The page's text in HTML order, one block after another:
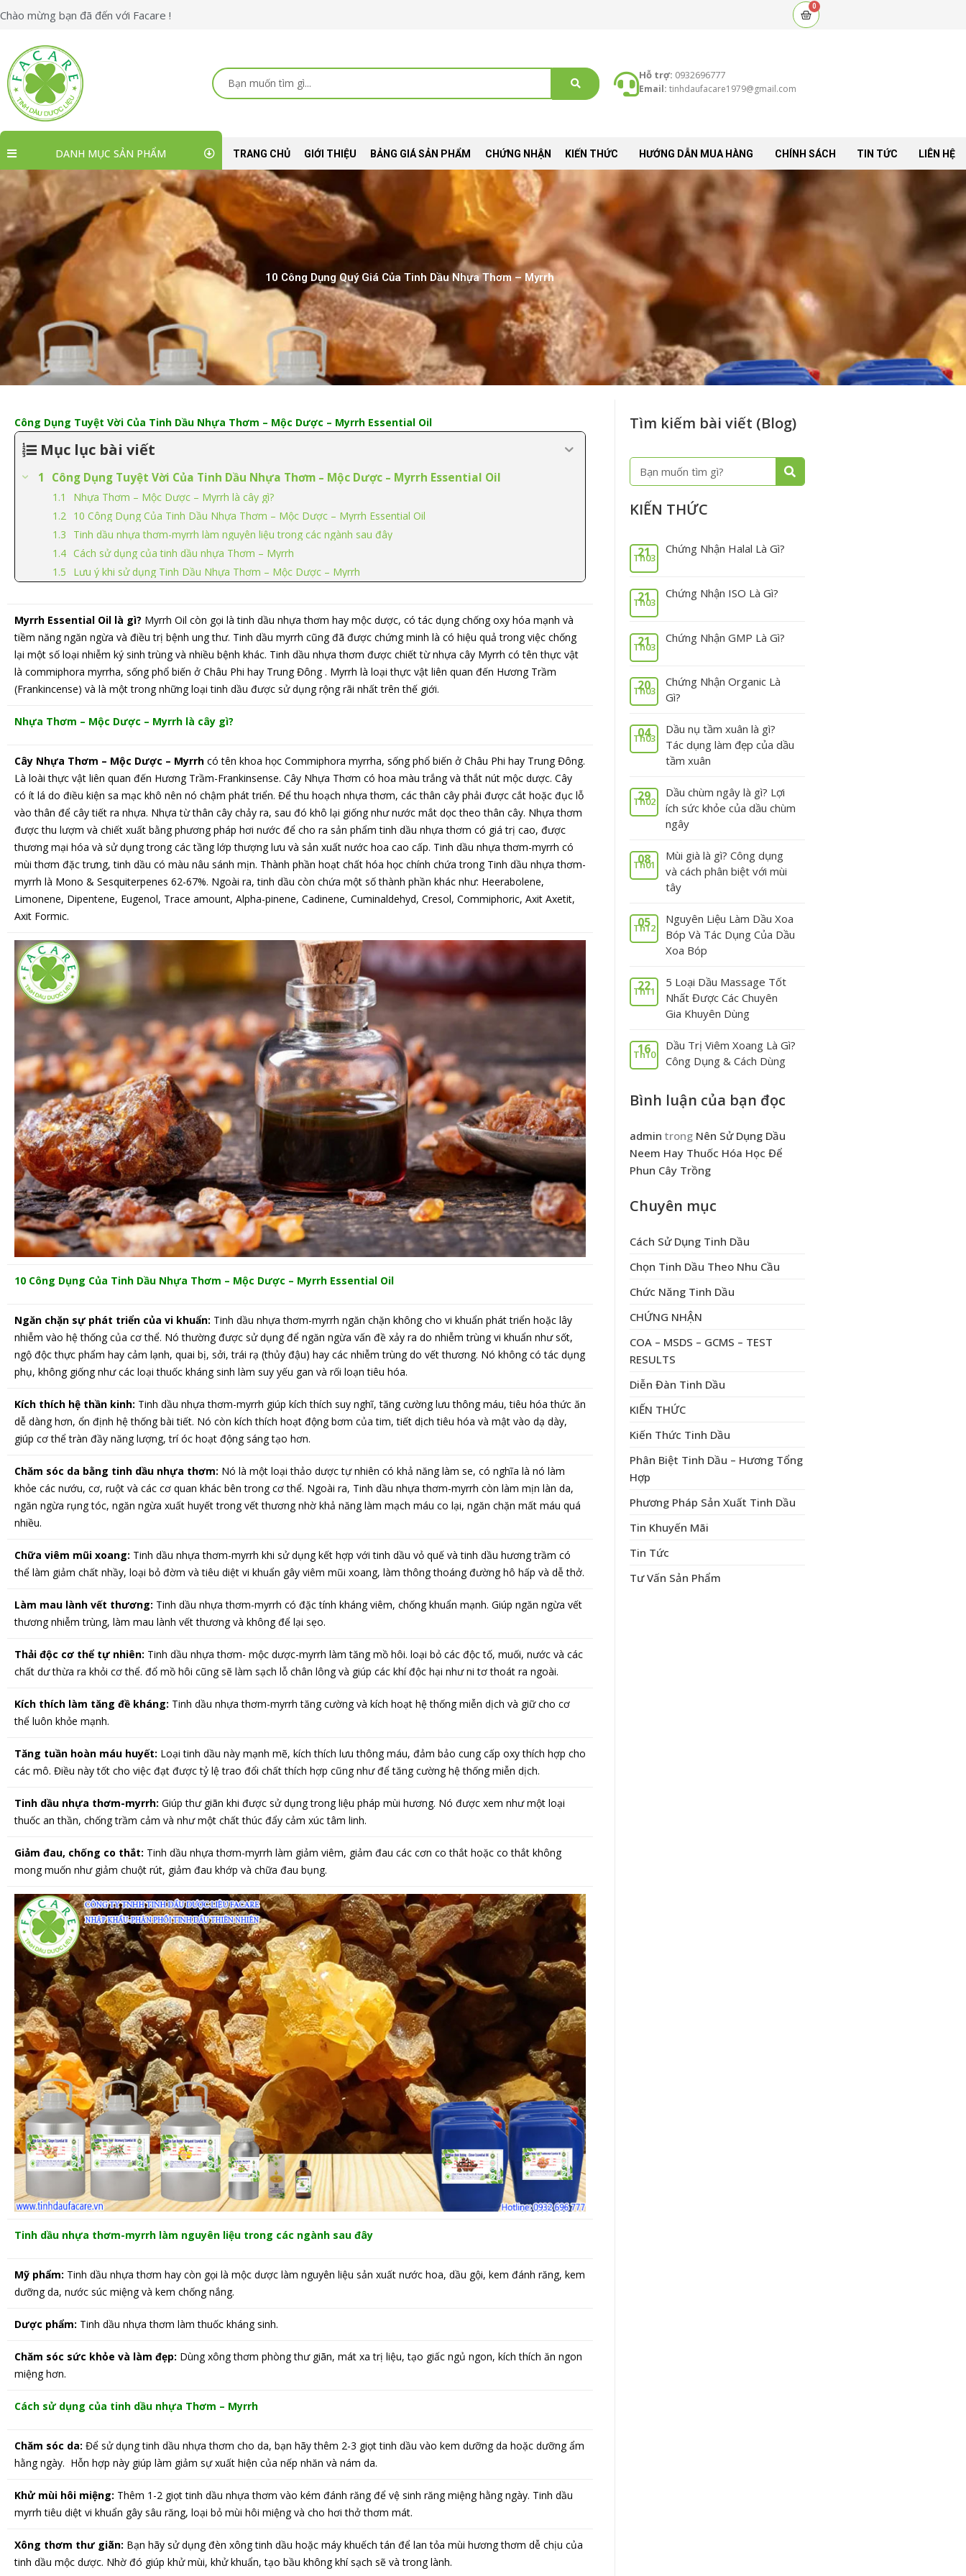
Nhảy
dung
Chào mừng bạn đã đến với Facare !
0
Cart
Search
...
Hỗ trợ: 0932696777
Email: tinhdaufacare1979@gmail.com
DANH MỤC SẢN PHẨM TRANG CHỦ GIỚI THIỆU BẢNG GIÁ SẢN PHẨM CHỨNG NHẬN KIẾN THỨC HƯỚNG DẪN MUA HÀNG CHÍNH SÁCH TIN TỨC LIÊN HỆ
10 Công Dụng Quý Giá Của Tinh Dầu Nhựa Thơm – Myrrh
Công Dụng Tuyệt Vời Của Tinh Dầu Nhựa Thơm – Mộc Dược – Myrrh Essential Oil
Mục lục bài viết
Công Dụng Tuyệt Vời Của Tinh Dầu Nhựa Thơm – Mộc Dược – Myrrh Essential Oil
Nhựa Thơm – Mộc Dược – Myrrh là cây gì?
10 Công Dụng Của Tinh Dầu Nhựa Thơm – Mộc Dược – Myrrh Essential Oil
Tinh dầu nhựa thơm-myrrh làm nguyên liệu trong các ngành sau đây
Cách sử dụng của tinh dầu nhựa Thơm – Myrrh
Lưu ý khi sử dụng Tinh Dầu Nhựa Thơm – Mộc Dược – Myrrh
Myrrh Essential Oil là gì? Myrrh Oil còn gọi là tinh dầu nhựa thơm hay mộc dược, có tác dụng chống oxy hóa mạnh và
tiềm năng ngăn ngừa và điều trị bệnh ung thư. Tinh dầu myrrh cũng đã được chứng minh là có hiệu quả trong việc chống
lại một số loại nhiễm ký sinh trùng và nhiều bệnh khác. Tinh dầu nhựa thơm được chiết từ nhựa cây Myrrh có tên thực vật
là commiphora myrrha, sống phổ biến ở Châu Phi hay Trung Đông . Myrrh là loại thực vật liên quan đến Hương Trầm
(Frankincense) và là một trong những loại tinh dầu được sử dụng rộng rãi nhất trên thế giới.
Nhựa Thơm – Mộc Dược – Myrrh là cây gì?
Cây Nhựa Thơm – Mộc Dược – Myrrh có tên khoa học Commiphora myrrha, sống phổ biến ở Châu Phi hay Trung Đông.
Là loài thực vật liên quan đến Hương Trầm-Frankinsense. Cây Nhựa Thơm có hoa màu trắng và thắt nút mộc dược. Cây
có ít lá do điều kiện sa mạc khô nên nó chậm phát triển. Để thu hoạch nhựa thơm, các thân cây phải được cắt hoặc đục lỗ
vào thân để cây tiết ra nhựa. Nhựa từ thân cây chảy ra, sau đó khô lại giống như nước mắt dọc theo thân cây. Nhựa thơm
được thu lượm và chiết xuất bằng phương pháp hơi nước để cho ra sản phẩm tinh dầu nhựa thơm có giá trị cao, được
thương mại hóa và sử dụng trong các tầng lớp thượng lưu và sản xuất nước hoa cao cấp. Tinh dầu nhựa thơm-myrrh có
mùi thơm đặc trưng, tinh dầu có màu nâu sánh mịn. Thành phần hoạt chất hóa học chính chứa trong Tinh dầu nhựa thơm-
myrrh là Mono & Sesquiterpenes 62-67%. Ngoài ra, tinh dầu còn chứa một số thành phần khác như: Heerabolene,
Limonene, Dipentene, Eugenol, Trace amount, Alpha-pinene, Cadinene, Cuminaldehyd, Cresol, Commiphoric, Axit Axetit,
Axit Formic.
10 Công Dụng Của Tinh Dầu Nhựa Thơm – Mộc Dược – Myrrh Essential Oil
Ngăn chặn sự phát triển của vi khuẩn: Tinh dầu nhựa thơm-myrrh ngăn chặn không cho vi khuẩn phát triển hoặc lây
nhiễm vào hệ thống của cơ thể. Nó thường được sử dụng để ngăn ngừa vấn đề xảy ra do nhiễm trùng vi khuẩn như sốt,
ngộ độc thực phẩm hay cảm lạnh, quai bị, sởi, trái rạ (thủy đậu) hay các nhiễm trùng do vết thương. Nó không có tác dụng
phụ, không giống như các loại thuốc kháng sinh làm suy yếu gan và rối loạn tiêu hóa.
Kích thích hệ thần kinh: Tinh dầu nhựa thơm-myrrh giúp kích thích suy nghĩ, tăng cường lưu thông máu, tiêu hóa thức ăn
dễ dàng hơn, ổn định hệ thống bài tiết. Nó còn kích thích hoạt động bơm của tim, tiết dịch tiêu hóa và mật vào dạ dày,
giúp cơ thể tràn đầy năng lượng, trí óc hoạt động sáng tạo hơn.
Chăm sóc da bằng tinh dầu nhựa thơm: Nó là một loại thảo dược tự nhiên có khả năng làm se, có nghĩa là nó làm
khỏe các nướu, cơ, ruột và các cơ quan khác bên trong cơ thể. Ngoài ra, Tinh dầu nhựa thơm-myrrh còn làm mịn làn da,
ngăn ngừa rụng tóc, ngăn ngừa xuất huyết trong vết thương nhờ khả năng làm mạch máu co lại, ngăn chặn mất máu quá
nhiều.
Chữa viêm mũi xoang: Tinh dầu nhựa thơm-myrrh khi sử dụng kết hợp với tinh dầu vỏ quế và tinh dầu hương trầm có
thể làm giảm chất nhầy, loại bỏ đờm và tiêu diệt vi khuẩn gây viêm mũi xoang, làm thông thoáng đường hô hấp và dễ thở.
Làm mau lành vết thương: Tinh dầu nhựa thơm-myrrh có đặc tính kháng viêm, chống khuẩn mạnh. Giúp ngăn ngừa vết
thương nhiễm trùng, làm mau lành vết thương và không để lại sẹo.
Thải độc cơ thể tự nhiên: Tinh dầu nhựa thơm- mộc dược-myrrh làm tăng mồ hôi. loại bỏ các độc tố, muối, nước và các
chất dư thừa ra khỏi cơ thể. đổ mồ hôi cũng sẽ làm sạch lỗ chân lông và giúp các khí độc hại như ni tơ thoát ra ngoài.
Kích thích làm tăng đề kháng: Tinh dầu nhựa thơm-myrrh tăng cường và kích hoạt hệ thống miễn dịch và giữ cho cơ
thể luôn khỏe mạnh.
Tăng tuần hoàn máu huyết: Loại tinh dầu này mạnh mẽ, kích thích lưu thông máu, đảm bảo cung cấp oxy thích hợp cho
các mô. Điều này tốt cho việc đạt được tỷ lệ trao đổi chất thích hợp cũng như để tăng cường hệ thống miễn dịch.
Tinh dầu nhựa thơm-myrrh: Giúp thư giãn khi được sử dụng trong liệu pháp mùi hương. Nó được xem như một loại
thuốc an thần, chống trầm cảm và như một chất thúc đẩy cảm xúc tâm linh.
Giảm đau, chống co thắt: Tinh dầu nhựa thơm-myrrh làm giảm viêm, giảm đau các cơn co thắt hoặc co thắt không
mong muốn như giảm chuột rút, giảm đau khớp và chữa đau bụng.
Tinh dầu nhựa thơm-myrrh làm nguyên liệu trong các ngành sau đây
Mỹ phẩm: Tinh dầu nhựa thơm hay còn gọi là mộc dược làm nguyên liệu sản xuất nước hoa, dầu gội, kem đánh răng, kem
dưỡng da, nước súc miệng và kem chống nắng.
Dược phẩm: Tinh dầu nhựa thơm làm thuốc kháng sinh.
Chăm sóc sức khỏe và làm đẹp: Dùng xông thơm phòng thư giãn, mát xa trị liệu, tạo giấc ngủ ngon, kích thích ăn ngon
miệng hơn.
Cách sử dụng của tinh dầu nhựa Thơm – Myrrh
Chăm sóc da: Để sử dụng tinh dầu nhựa thơm cho da, bạn hãy thêm 2-3 giọt tinh dầu vào kem dưỡng da hoặc dưỡng ẩm
hằng ngày. Hỗn hợp này giúp làm giảm sự xuất hiện của nếp nhăn và nám da.
Khử mùi hôi miệng: Thêm 1-2 giọt tinh dầu nhựa thơm vào kém đánh răng để vệ sinh răng miệng hằng ngày. Tinh dầu
myrrh tiêu diệt vi khuẩn gây sâu răng, loại bỏ mùi hôi miệng và cho hơi thở thơm mát.
Xông thơm thư giãn: Bạn hãy sử dụng đèn xông tinh dầu hoặc máy khuếch tán để lan tỏa mùi hương thơm dễ chịu của
tinh dầu mộc dược. Nhờ đó giúp khử mùi, khử khuẩn, tạo bầu không khí sạch sẽ và trong lành.
Tìm kiếm bài viết (Blog)
Tìm
kiếm
KIẾN THỨC
21
Th03
Chứng Nhận Halal Là Gì?
21
Th03
Chứng Nhận ISO Là Gì?
21
Th03
Chứng Nhận GMP Là Gì?
20
Th03
Chứng Nhận Organic Là
Gì?
04
Th03
Dầu nụ tầm xuân là gì?
Tác dụng làm đẹp của dầu
tầm xuân
29
Th02
Dầu chùm ngây là gì? Lợi
ích sức khỏe của dầu chùm
ngây
08
Th01
Mùi già là gì? Công dụng
và cách phân biệt với mùi
tây
05
Th12
Nguyên Liệu Làm Dầu Xoa
Bóp Và Tác Dụng Của Dầu
Xoa Bóp
22
Th11
5 Loại Dầu Massage Tốt
Nhất Được Các Chuyên
Gia Khuyên Dùng
16
Th10
Dầu Trị Viêm Xoang Là Gì?
Công Dụng & Cách Dùng
Bình luận của bạn đọc
admin trong Nên Sử Dụng Dầu
Neem Hay Thuốc Hóa Học Để
Phun Cây Trồng
Chuyên mục
Cách Sử Dụng Tinh Dầu
Chọn Tinh Dầu Theo Nhu Cầu
Chức Năng Tinh Dầu
CHỨNG NHẬN
COA – MSDS – GCMS – TEST
RESULTS
Diễn Đàn Tinh Dầu
KIẾN THỨC
Kiến Thức Tinh Dầu
Phân Biệt Tinh Dầu – Hương Tổng
Hợp
Phương Pháp Sản Xuất Tinh Dầu
Tin Khuyến Mãi
Tin Tức
Tư Vấn Sản Phẩm